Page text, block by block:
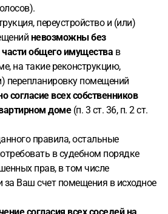
переустройство и (или)
невозможны без
общего имущества в
на такие реконструкцию,
перепланировку помещений
согласие всех собственников
доме(п. 3 ст. 36, п. 2 ст.
правила, остальные
в судебном порядке
прав, в том числе
за Ваш счет помещения в исходное